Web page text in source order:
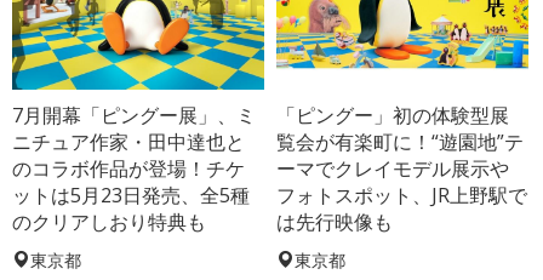
7月開幕「ピングー展」、ミ
ニチュア作家・田中達也と
のコラボ作品が登場！チケ
ットは5月23日発売、全5種
のクリアしおり特典も
東京都
「ピングー」初の体験型展
覧会が有楽町に！“遊園地”テ
ーマでクレイモデル展示や
フォトスポット、JR上野駅で
は先行映像も
東京都